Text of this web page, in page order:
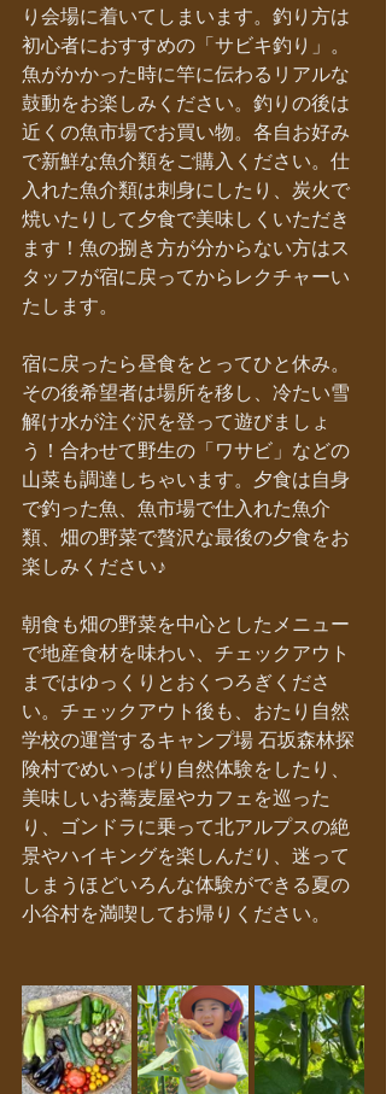
り会場に着いてしまいます。釣り方は
初心者におすすめの「サビキ釣り」。
魚がかかった時に竿に伝わるリアルな
鼓動をお楽しみください。釣りの後は
近くの魚市場でお買い物。各自お好み
で新鮮な魚介類をご購入ください。仕
入れた魚介類は刺身にしたり、炭火で
焼いたりして夕食で美味しくいただき
ます！魚の捌き方が分からない方はス
タッフが宿に戻ってからレクチャーい
たします。
宿に戻ったら昼食をとってひと休み。
その後希望者は場所を移し、冷たい雪
解け水が注ぐ沢を登って遊びましょ
う！合わせて野生の「ワサビ」などの
山菜も調達しちゃいます。夕食は自身
で釣った魚、魚市場で仕入れた魚介
類、畑の野菜で贅沢な最後の夕食をお
楽しみください♪
朝食も畑の野菜を中心としたメニュー
で地産食材を味わい、チェックアウト
まではゆっくりとおくつろぎくださ
い。チェックアウト後も、おたり自然
学校の運営するキャンプ場 石坂森林探
険村でめいっぱり自然体験をしたり、
美味しいお蕎麦屋やカフェを巡った
り、ゴンドラに乗って北アルプスの絶
景やハイキングを楽しんだり、迷って
しまうほどいろんな体験ができる夏の
小谷村を満喫してお帰りください。